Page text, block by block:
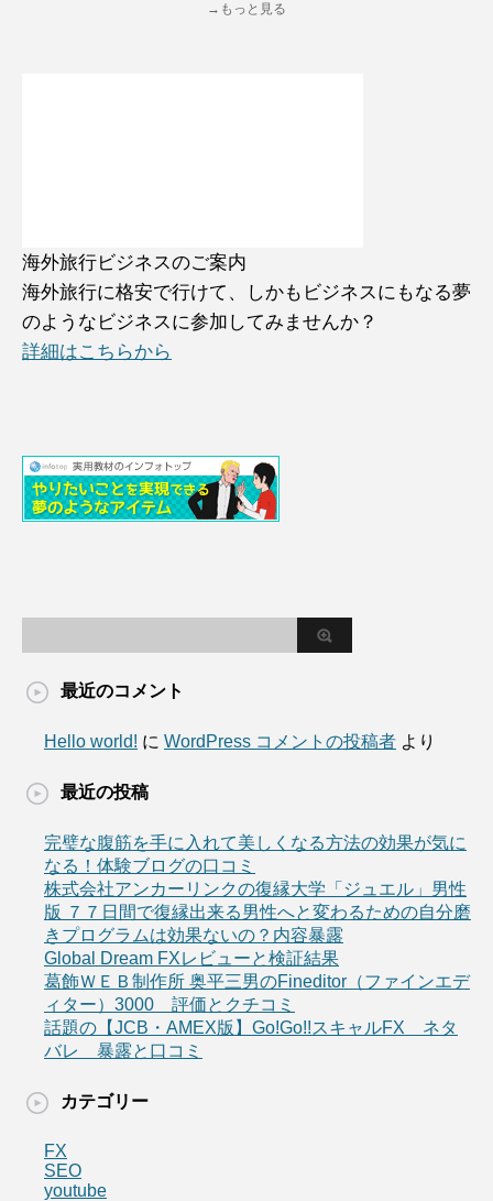
→もっと見る
海外旅行ビジネスのご案内
海外旅行に格安で行けて、しかもビジネスにもなる夢
のようなビジネスに参加してみませんか？
詳細はこちらから
最近のコメント
Hello world! に WordPress コメントの投稿者 より
最近の投稿
完璧な腹筋を手に入れて美しくなる方法の効果が気に
なる！体験ブログの口コミ
株式会社アンカーリンクの復縁大学「ジュエル」男性
版 ７７日間で復縁出来る男性へと変わるための自分磨
きプログラムは効果ないの？内容暴露
Global Dream FXレビューと検証結果
葛飾ＷＥＢ制作所 奥平三男のFineditor（ファインエデ
ィター）3000 評価とクチコミ
話題の【JCB・AMEX版】Go!Go!!スキャルFX ネタ
バレ 暴露と口コミ
カテゴリー
FX
SEO
youtube